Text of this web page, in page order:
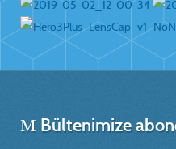
Bültenimize